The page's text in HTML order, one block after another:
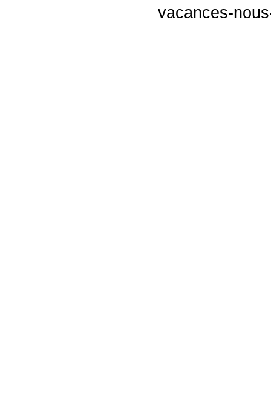
vacances-